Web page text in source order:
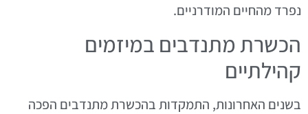
נפרד מהחיים המודרניים.
הכשרת מתנדבים במיזמים
קהילתיים
בשנים האחרונות, התמקדות בהכשרת מתנדבים הפכה